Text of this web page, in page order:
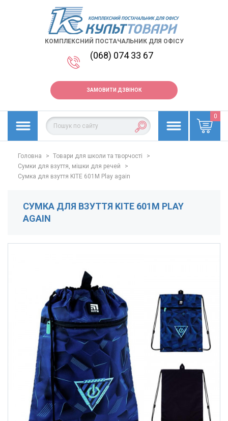
КОМПЛЕКСНИЙ ПОСТАЧАЛЬНИК ДЛЯ ОФІСУ
(068) 074 33 67
ЗАМОВИТИ ДЗВІНОК
0
Головна > Товари для школи та творчості
>
Сумки для взуття, мішки для речей
>
Сумка для взуття KITE 601M Play again
СУМКА ДЛЯ ВЗУТТЯ KITE 601M PLAY
AGAIN